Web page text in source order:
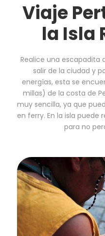
Viaje
la Isla
Realice una escapadita
salir de la ciudad y
energías, esta se
millas) de la costa de
muy sencilla, ya que
en ferry. En la isla puede
para no